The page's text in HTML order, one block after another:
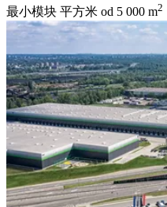
最小模块 平方米 od 5 000 m2